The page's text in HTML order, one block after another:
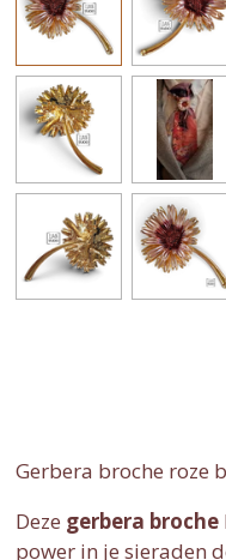
Gerbera broche roze
Deze gerbera broche
power in je sieraden